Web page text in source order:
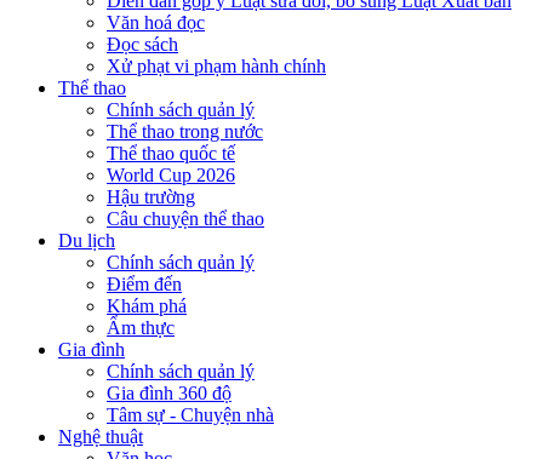
Văn hoá đọc
Đọc sách
Xử phạt vi phạm hành chính
Thể thao
Chính sách quản lý
Thể thao trong nước
Thể thao quốc tế
World Cup 2026
Hậu trường
Câu chuyện thể thao
Du lịch
Chính sách quản lý
Điểm đến
Khám phá
Ẩm thực
Gia đình
Chính sách quản lý
Gia đình 360 độ
Tâm sự - Chuyện nhà
Nghệ thuật